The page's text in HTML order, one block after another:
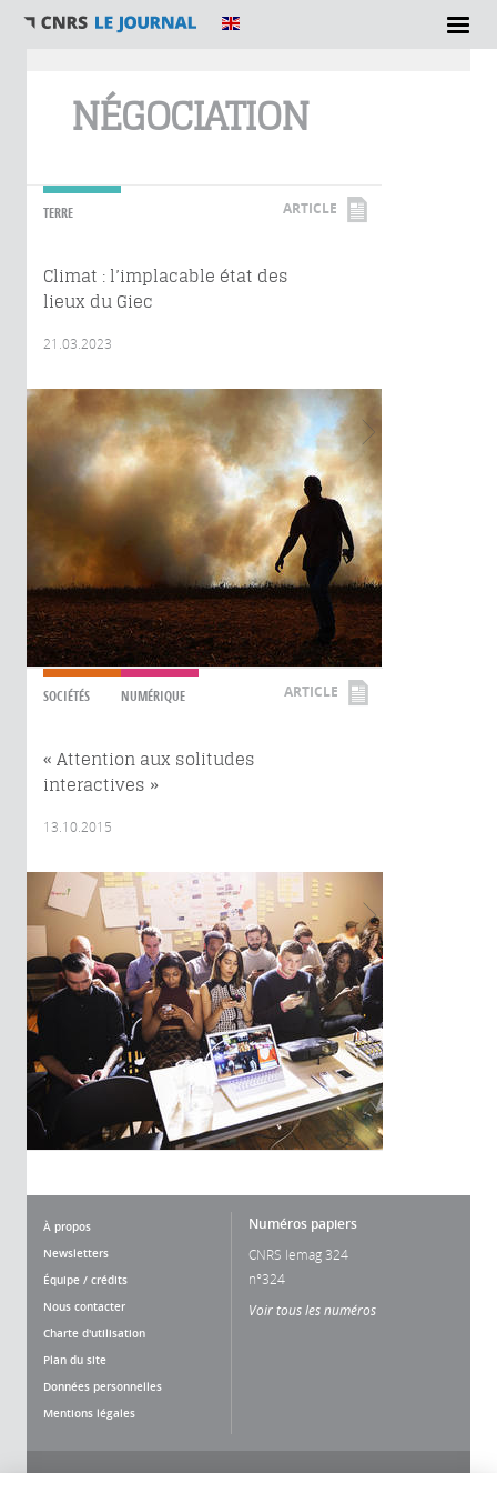
NÉGOCIATION
TERRE ARTICLE
Climat : l’implacable état des
lieux du Giec
21.03.2023
SOCIÉTÉS NUMÉRIQUE ARTICLE
« Attention aux solitudes
interactives »
13.10.2015
À propos
Newsletters
Équipe / crédits
Nous contacter
Charte d'utilisation
Plan du site
Données personnelles
Mentions légales
Numéros papiers
CNRS lemag 324
n°324
Voir tous les numéros